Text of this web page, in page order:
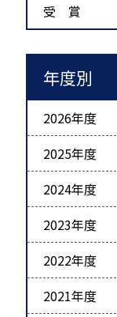
受 賞
年度別
2026年度
2025年度
2024年度
2023年度
2022年度
2021年度